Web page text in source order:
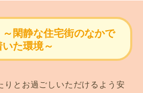
閑静な住宅街のなかで
た環境～
りとお過ごしいただけ るよう安